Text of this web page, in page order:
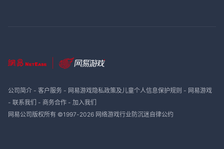
公司简介- 客户服务- 网易游戏隐私政策及儿童个人信息保护规则 - 网易游戏
- 联系我们 - 商务合作- 加入我们
网易公司版权所有 ©1997-2026 网络游戏行业防沉迷自律公约